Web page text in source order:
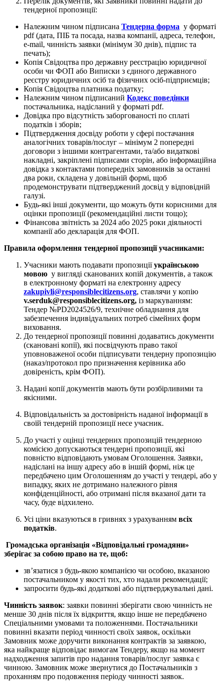
тендерної пропозиції:
Належним чином підписана Тендерна форма у форматі
pdf (дата, ПІБ та посада, назва компанії, адреса, телефон,
e-mail, чинність заявки (мінімум 30 днів), підпис та
печать);
Копія Свідоцтва про державну реєстрацію юридичної
особи чи ФОП або Виписки з єдиного державного
реєстру юридичних осіб та фізичних осіб-підприємців;
Копія Свідоцтва платника податку;
Належним чином підписаний Кодекс поведінки
постачальника, надісланий у форматі pdf.
Довідка про відсутність заборгованості по сплаті
податків і зборів;
Підтвердження досвіду роботи у сфері постачання
аналогічних товарів/послуг – мінімум 2 попередні
договори з іншими контрагентами, та/або видаткові
накладні, закріплені підписами сторін, або інформаційна
довідка з контактами попередніх замовників за останні
два роки, складена у довільній формі, щоб
продемонструвати підтверджений досвід у відповідній
галузі.
Будь-які інші документи, що можуть бути корисними для
оцінки пропозиції (рекомендаційні листи тощо);
Фінансова звітність за 2024 або 2025 роки діяльності
компанії або декларація для ФОП.
Правила оформлення тендерної пропозиції учасниками:
Учасники мають подавати пропозиціїукраїнською
мовою у вигляді сканованих копій документів, а також
в електронному форматі на електронну адресу
zakupivli@responsiblecitizens.org, ставлячи у копію
v.serduk@responsiblecitizens.org, із маркуванням:
Тендер №PD2024526/9, технічне обладнання для
забезпечення індивідуальних потреб сімейних форм
виховання.
До тендерної пропозиції повинні додаватись документи
(скановані копії), які посвідчують право такої
уповноваженої особи підписувати тендерну пропозицію
(наказ/протокол про призначення керівника або
довіреність, крім ФОП).
Надані копії документів мають бути розбірливими та
якісними.
Відповідальність за достовірність наданої інформації в
своїй тендерній пропозиції несе учасник.
До участі у оцінці тендерних пропозицій тендерною
комісією допускаються тендерні пропозиції, які
повністю відповідають умовам Оголошення. Заявки,
надіслані на іншу адресу або в іншій формі, ніж це
передбачено цим Оголошенням до участі у тендері, або у
випадку, яких не дотримано належного рівня
конфіденційності, або отримані після вказаної дати та
часу, буде відхилено.
Усі ціни вказуються в гривнях з урахуванням всіх
податків.
Громадська організація «Відповідальні громадяни»
зберігає за собою право на те, щоб:
зв’язатися з будь-якою компанією чи особою, вказаною
постачальником у якості тих, хто надали рекомендації;
запросити будь-які додаткові або підтверджувальні дані.
Чинність заявок: заявки повинні зберігати свою чинність не
менше 30 днів після їх відкриття, якщо інше не передбачено
Спеціальними умовами та положеннями. Постачальники
повинні вказати період чинності своїх заявок, оскільки
Замовник може доручити виконання контрактів за заявкою,
яка найкраще відповідає вимогам Тендеру, якщо на момент
надходження запитів про надання товарів/послуг заявка є
чинною. Замовник може звернутися до Постачальників з
проханням про подовження періоду чинності заявок.